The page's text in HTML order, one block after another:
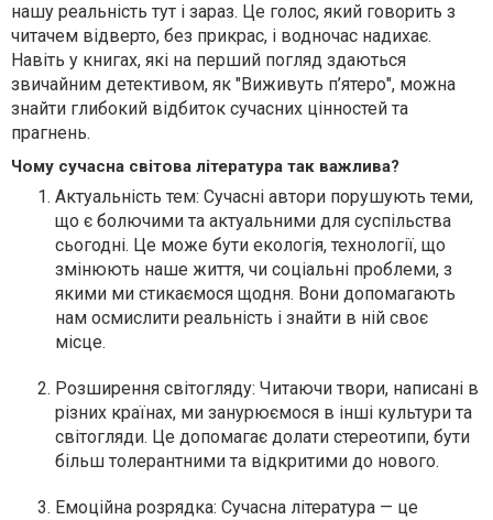
нашу реальність тут і зараз. Це голос, який говорить з
читачем відверто, без прикрас, і водночас надихає.
Навіть у книгах, які на перший погляд здаються
звичайним детективом, як "Виживуть п’ятеро", можна
знайти глибокий відбиток сучасних цінностей та
прагнень.
Чому сучасна світова література так важлива?
Актуальність тем: Сучасні автори порушують теми,
що є болючими та актуальними для суспільства
сьогодні. Це може бути екологія, технології, що
змінюють наше життя, чи соціальні проблеми, з
якими ми стикаємося щодня. Вони допомагають
нам осмислити реальність і знайти в ній своє
місце.
Розширення світогляду: Читаючи твори, написані в
різних країнах, ми занурюємося в інші культури та
світогляди. Це допомагає долати стереотипи, бути
більш толерантними та відкритими до нового.
Емоційна розрядка: Сучасна література — це